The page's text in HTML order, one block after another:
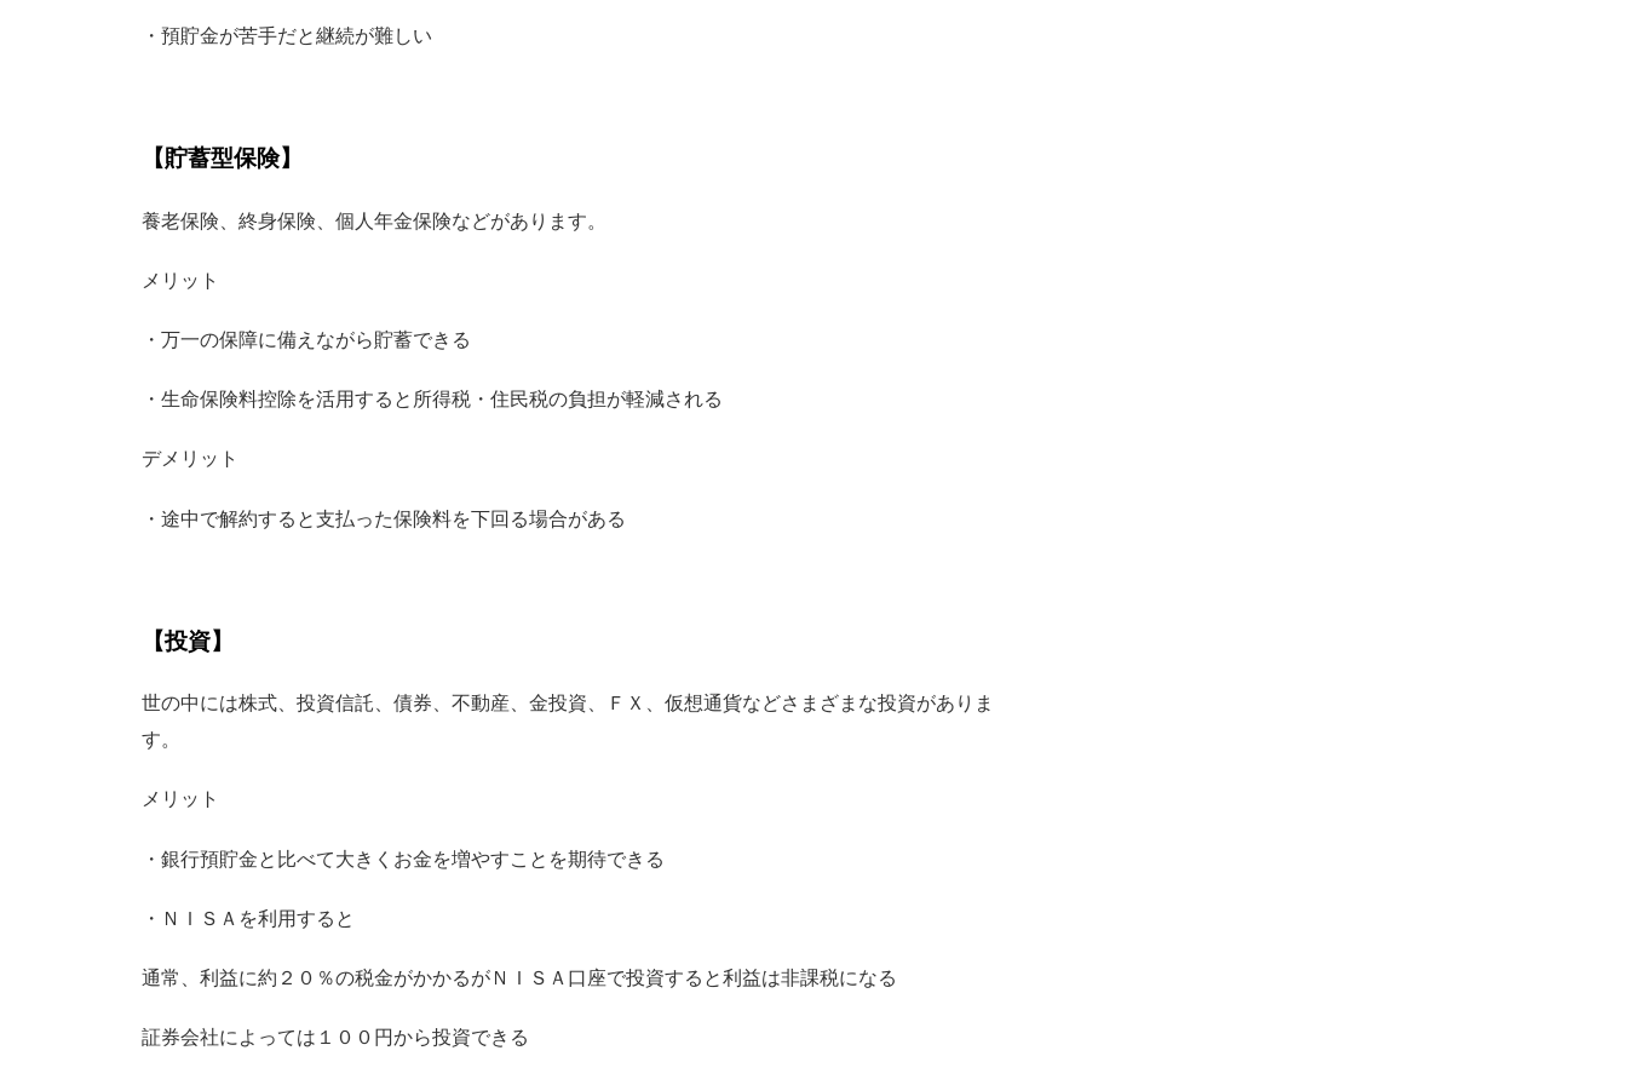
・預貯金が苦手だと継続が難しい
【貯蓄型保険】
養老保険、終身保険、個人年金保険などがあります。
メリット
・万一の保障に備えながら貯蓄できる
・生命保険料控除を活用すると所得税・住民税の負担が軽減される
デメリット
・途中で解約すると支払った保険料を下回る場合がある
【投資】
世の中には株式、投資信託、債券、不動産、金投資、ＦＸ、仮想通貨などさまざまな投資がありま
す。
メリット
・銀行預貯金と比べて大きくお金を増やすことを期待できる
・ＮＩＳＡを利用すると
通常、利益に約２０％の税金がかかるがＮＩＳＡ口座で投資すると利益は非課税になる
証券会社によっては１００円から投資できる